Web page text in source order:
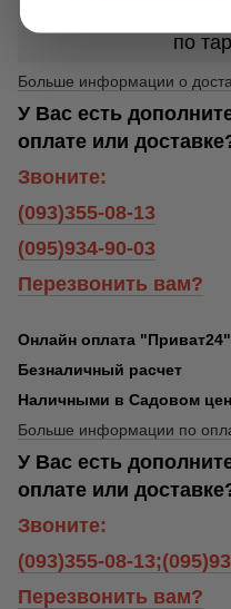
по
Больше информации о
У Вас есть
оплате или
Звоните:
(093)355-08-13
(095)934-90-03
Перезвонить вам?
Онлайн оплата "Приват24"
Безналичный расчет
Наличными в Садовом
Больше информации по
У Вас есть
оплате или
Звоните:
(093)355-08-
Перезвонить вам?